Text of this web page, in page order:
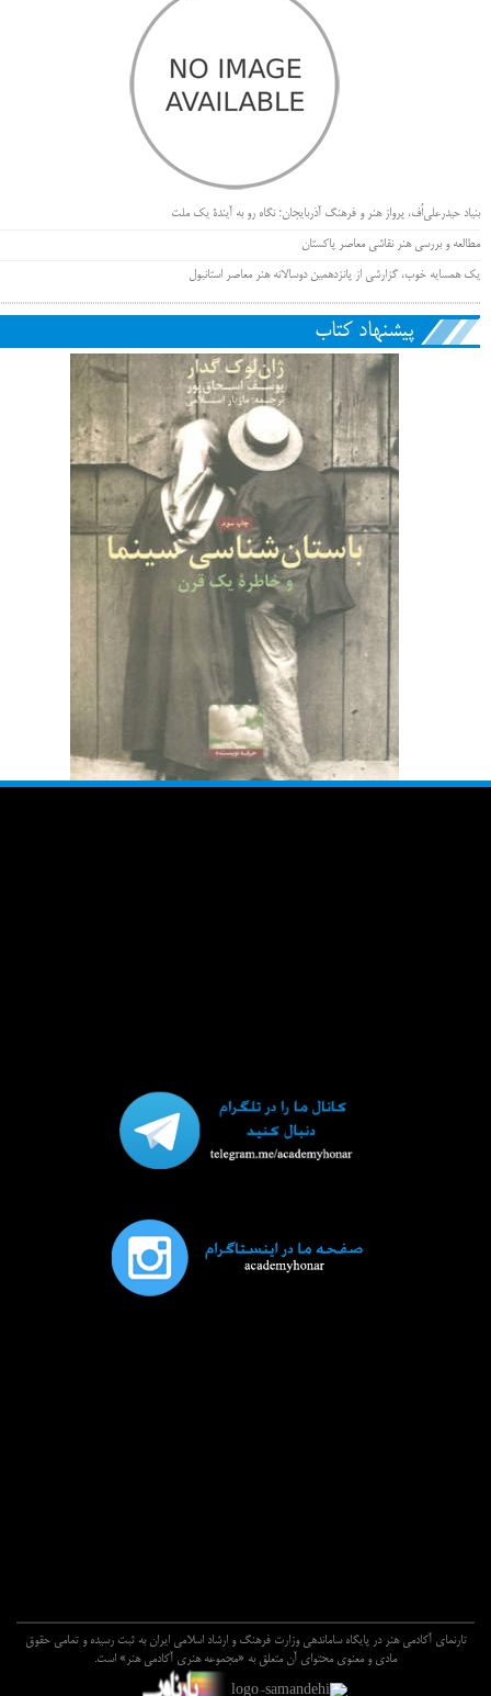
بنیاد حیدرعلی‌اُف، پرواز هنر و فرهنگ آذربایجان؛ نگاه رو به آیندۀ یک ملت
مطالعه و بررسی هنر نقاشی معاصر پاکستان
یک همسایه خوب، گزارشی از پانزدهمین دوسالانه هنر معاصر استانبول
پیشنهاد کتاب
تارنماي آکادمي هنر در پايگاه ساماندهي وزارت فرهنگ و ارشاد اسلامي ايران به ثبت رسيده و تمامي حقوق
مادي و معنوي محتواي آن متعلق به «مجموعه هنري آکادمي هنر» است.